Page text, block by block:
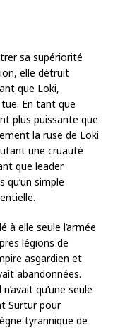
sa supériorité
elle détruit
que Loki,
En tant que
plus puissante que
la ruse de Loki
une cruauté
que leader
qu’un simple
à elle seule l’armée
légions de
asgardien et
abandonnées.
qu’une seule
Surtur pour
tyrannique de